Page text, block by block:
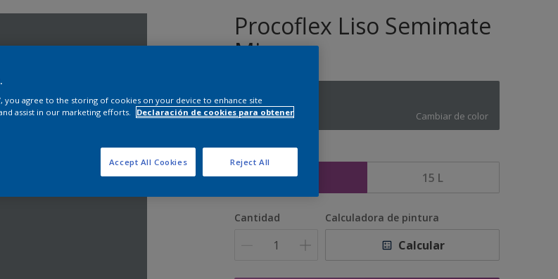
Procoflex Liso Semimate
Mix
026
Cambiar de color
5 L 15 L
Cantidad Calculadora de pintura
Calcular
you agree to the storing of cookies on your device to enhance site
assist in our marketing efforts.
Declaración de cookies para obtener
Reject All
Accept All Cookies